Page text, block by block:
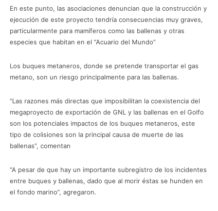
En este punto, las asociaciones denuncian que la construcción y
ejecución de este proyecto tendría consecuencias muy graves,
particularmente para mamíferos como las ballenas y otras
especies que habitan en el “Acuario del Mundo”
Los buques metaneros, donde se pretende transportar el gas
metano, son un riesgo principalmente para las ballenas.
“Las razones más directas que imposibilitan la coexistencia del
megaproyecto de exportación de GNL y las ballenas en el Golfo
son los potenciales impactos de los buques metaneros, este
tipo de colisiones son la principal causa de muerte de las
ballenas”, comentan
“A pesar de que hay un importante subregistro de los incidentes
entre buques y ballenas, dado que al morir éstas se hunden en
el fondo marino”, agregaron.